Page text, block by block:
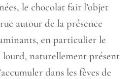
le chocolat fait l’objet
autour de la présence
en particulier le
lourd, naturellement présent
dans les fèves de